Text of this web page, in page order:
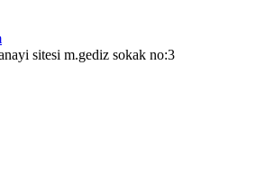
sitesi m.gediz sokak no:3